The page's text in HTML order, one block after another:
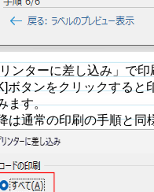
ンターに差し込み」で印
ボタンをクリックすると
ます。
は通常の印刷の手順と同